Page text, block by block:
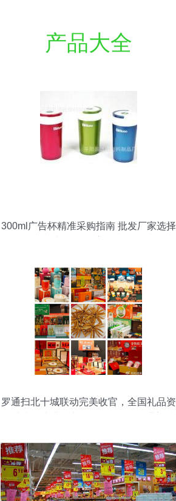
产品大全
300ml广告杯精准采购指南 批发厂家选择
罗通扫北十城联动完美收官，全国礼品资